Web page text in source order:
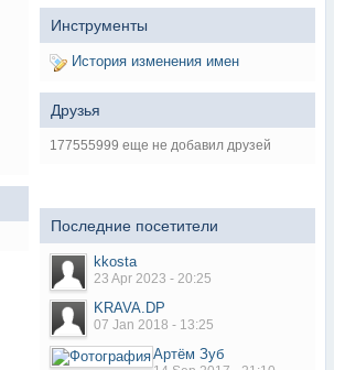
Инструменты
История изменения имен
Друзья
177555999 еще не добавил друзей
Последние посетители
kkosta
23 Apr 2023 - 20:25
KRAVA.DP
07 Jan 2018 - 13:25
Артём Зуб